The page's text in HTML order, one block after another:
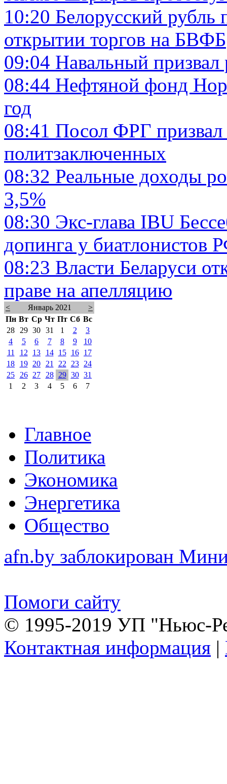
10:20 Белорусский рубль
открытии торгов на БВФБ
09:04 Навальный призвал
08:44 Нефтяной фонд
год
08:41 Посол ФРГ призвал
политзаключенных
08:32 Реальные доходы
3,5%
08:30 Экс-глава IBU
допинга у биатлонистов
08:23 Власти Беларуси
праве на апелляцию
< Январь 2021
>
Пн Вт Ср Чт Пт Сб Вс
28
29 30 31 1 2
3
4
5 6 7 8 9
10
11
12 13 14 15 16
17
18
19 20 21 22 23
24
25
26 27 28 29 30 31
1
2 3 4 5 6 7
Главное
Политика
Экономика
Энергетика
Общество
afn.by заблокирован
Помоги сайту
© 1995-2019 УП "Ньюс-
Контактная информация |